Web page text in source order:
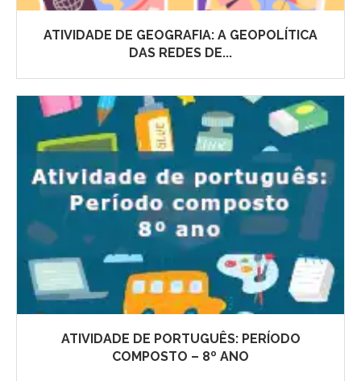
ATIVIDADE DE GEOGRAFIA: A GEOPOLÍTICA
DAS REDES DE...
ATIVIDADE DE PORTUGUÊS: PERÍODO
COMPOSTO – 8º ANO